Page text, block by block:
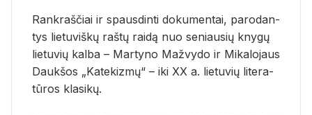
Rank­raš­čiai ir spaus­din­ti do­ku­men­tai, pa­ro­dan­
tys lie­tu­viš­kų raš­tų rai­dą nuo se­niau­sių kny­gų
lie­tu­vių kal­ba – Mar­ty­no Ma­žvy­do ir Mi­ka­lo­jaus
Dauk­šos „Ka­te­kiz­mų“ – iki XX a. lie­tu­vių li­te­ra­
tū­ros kla­si­kų.